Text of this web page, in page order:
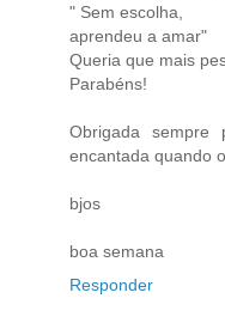
" Sem escolha,
aprendeu a amar"
Queria que mais
Parabéns!
Obrigada sempre
encantada quando
bjos
boa semana
Responder